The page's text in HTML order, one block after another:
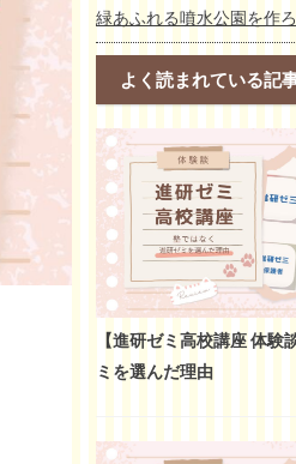
緑あふれる噴水公園を作
よく読まれている記
【進研ゼミ高校講座 体
ミを選んだ理由